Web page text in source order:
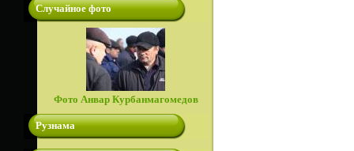
Случайное фото
Фото Анвар Курбанмагомедов
Рузнама